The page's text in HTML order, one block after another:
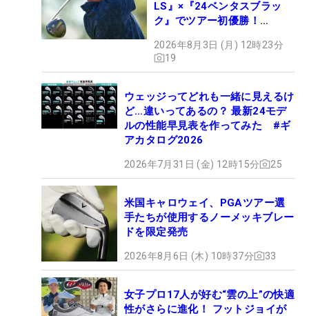
LS』×『24ベンタスブラッ
ク』でツアー初優勝！
2026年8月3日 (月) 12時23分
19
ウェッジってどれも一緒に見えるけ
ど…違いってあるの？ 最新24モデ
ルの性能早見表を作ってみた #ギ
アカタログ2026
2026年7月31日 (金) 12時15分 25
米国キャロウェイ、PGAツアー選
手たちが使用するノーメッキブレー
ドを限定発売
2026年8月6日 (木) 10時37分 33
女子プロ17人が好む“雲の上”の快適
性がさらに進化！ フットジョイが